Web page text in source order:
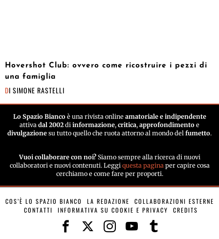
Hovershot Club: ovvero come ricostruire i pezzi di
una famiglia
DI SIMONE RASTELLI
Lo Spazio Biancoè una rivista online amatoriale e indipendente
attiva dal 2002 di informazione, critica, approfondimento e
divulgazione su tutto quello che ruota attorno al mondo del fumetto.
Vuoi collaborare con noi? Siamo sempre alla ricerca di nuovi
collaboratori e nuovi contenuti. Leggi questa paginaper capire cosa
cerchiamo e come fare per proporti.
COS’È LO SPAZIO BIANCO LA REDAZIONE
COLLABORAZIONI ESTERNE
CONTATTI
INFORMATIVA SU COOKIE E PRIVACY CREDITS